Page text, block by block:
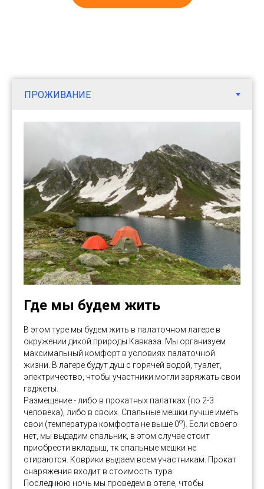
Где мы будем жить
В этом туре мы будем жить в палаточном лагере в
окружении дикой природы Кавказа. Мы организуем
максимальный комфорт в условиях палаточной
жизни. В лагере будут душ с горячей водой, туалет,
электричество, чтобы участники могли заряжать свои
гаджеты.
Размещение - либо в прокатных палатках (по 2-3
человека), либо в своих. Спальные мешки лучше иметь
свои (температура комфорта не выше 0о). Если своего
нет, мы выдадим спальник, в этом случае стоит
приобрести вкладыш, тк спальные мешки не
стираются. Коврики выдаем всем участникам. Прокат
снаряжения входит в стоимость тура.
Последнюю ночь мы проведем в отеле, чтобы